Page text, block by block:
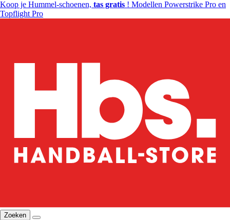
Koop je Hummel-schoenen, tas gratis ! Modellen Powerstrike Pro en
Topflight Pro
Zoeken